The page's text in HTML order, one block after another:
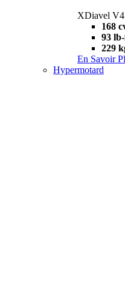
XDiavel
168
93
229
En Savoir
Hypermotard